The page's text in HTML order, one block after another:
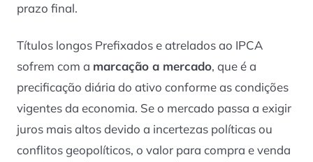
prazo final.
Títulos longos Prefixados e atrelados ao IPCA
sofrem com a marcação a mercado, que é a
precificação diária do ativo conforme as condições
vigentes da economia. Se o mercado passa a exigir
juros mais altos devido a incertezas políticas ou
conflitos geopolíticos, o valor para compra e venda